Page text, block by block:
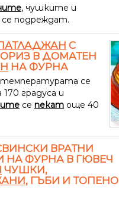
, чушките и
подреждат.
С
В ДОМАТЕН
НА ФУРНА
се
170 градуса и
се пекат още 40
ВРАТНИ
НА ФУРНА В ГЮВЕЧ
ЧУШКИ,
, ГЪБИ И ТОПЕНО